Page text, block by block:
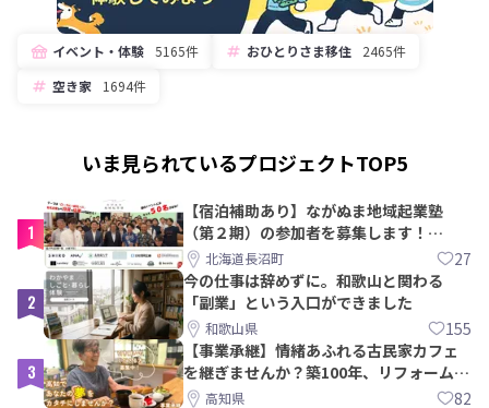
イベント・体験 5165件 おひとりさま移住
2465件
空き家
1694件
いま見られているプロジェクトTOP5
1
【宿泊補助あり】ながぬま地域起業塾
（第２期）の参加者を募集します！
【8/21〆】
北海道長沼町 27
2
今の仕事は辞めずに。和歌山と関わる
「副業」という入口ができました
和歌山県 155
3
【事業承継】情緒あふれる古民家カフェ
を継ぎませんか？築100年、リフォームか
ら約10年！
高知県 82